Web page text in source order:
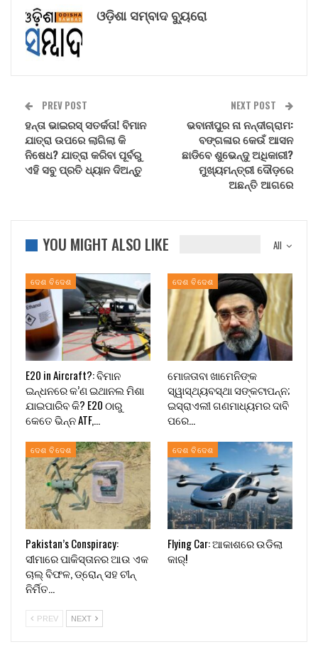
ଓଡ଼ିଶା ସମ୍ବାଦ ବ୍ୟୁରୋ
PREV POST
ହନ୍ତା ଭାଇରସ୍ ସତର୍କତା! ବିମାନ
ଯାତ୍ରା ଉପରେ ଲାଗିଲା କି
ନିଷେଧ? ଯାତ୍ରା କରିବା ପୂର୍ବରୁ
ଏହି ସବୁ ପ୍ରତି ଧ୍ୟାନ ଦିଅନ୍ତୁ
NEXT POST
ଭବାନୀପୁର ନା ନନ୍ଦୀଗ୍ରାମ:
ବଙ୍ଗଳାର କେଉଁ ଆସନ
ଛାଡିବେ ଶୁଭେନ୍ଦୁ ଅଧିକାରୀ?
ମୁଖ୍ୟମନ୍ତ୍ରୀ ଦୌଡ଼ରେ
ଅଛନ୍ତି ଆଗରେ
All
YOU MIGHT ALSO LIKE
ଦେଶ ବିଦେଶ
E20 in Aircraft?: ବିମାନ
ଇନ୍ଧନରେ କ’ଣ ଇଥାନଲ ମିଶା
ଯାଇପାରିବ କି? E20 ଠାରୁ
କେତେ ଭିନ୍ନ ATF,…
ଦେଶ ବିଦେଶ
ମୋଜତାବା ଖାମେନିଙ୍କ
ସ୍ୱାସ୍ଥ୍ୟବସ୍ଥା ସଙ୍କଟାପନ୍ନ;
ଇସ୍ରାଏଲୀ ଗଣମାଧ୍ୟମର ଦାବି
ପରେ…
ଦେଶ ବିଦେଶ
Pakistan’s Conspiracy:
ସୀମାରେ ପାକିସ୍ତାନର ଆଉ ଏକ
ଚାଲ୍ ବିଫଳ, ଡ୍ରୋନ୍ ସହ ଚୀନ୍
ନିର୍ମିତ…
ଦେଶ ବିଦେଶ
Flying Car: ଆକାଶରେ ଉଡିଲା
କାର୍!
PREV NEXT